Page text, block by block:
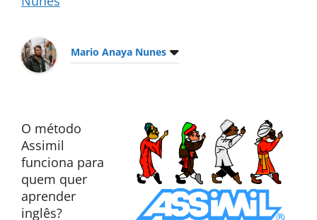
Mario Anaya Nunes
O método
Assimil
funciona para
quem quer
aprender
inglês?